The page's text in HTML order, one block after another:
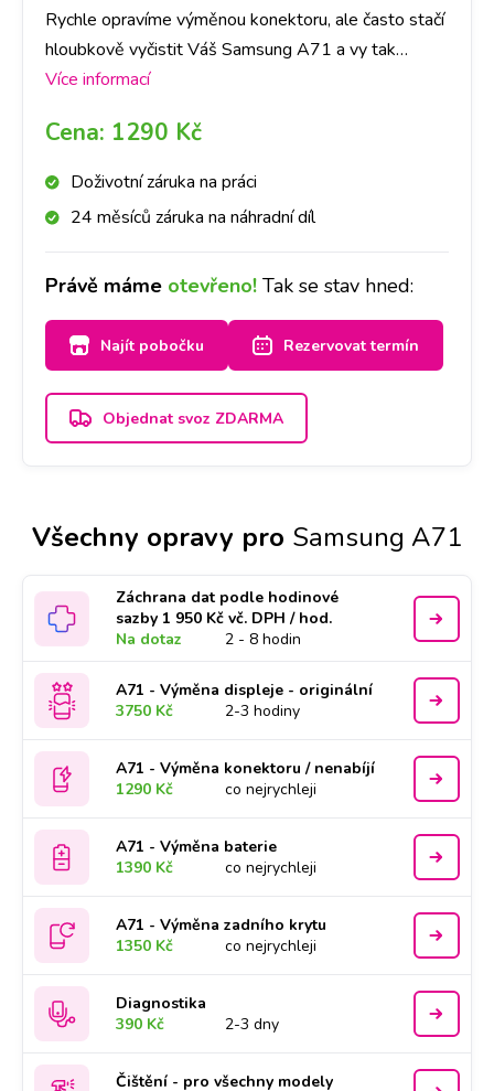
Rychle opravíme výměnou konektoru, ale často stačí
hloubkově vyčistit Váš Samsung A71 a vy tak
ušetříte čas i peníze. Nejlepší je nyní se zastavit na
Více informací
Cena: 1290 Kč
Doživotní záruka na práci
24 měsíců záruka na náhradní díl
Právě máme otevřeno! Tak se stav hned:
Najít pobočku Rezervovat termín
Objednat svoz ZDARMA
Všechny opravy pro Samsung A71
Záchrana dat podle hodinové
sazby 1 950 Kč vč. DPH / hod.
Na dotaz
2 - 8 hodin
A71 - Výměna displeje - originální
3750 Kč
2-3 hodiny
A71 - Výměna konektoru / nenabíjí
1290 Kč
co nejrychleji
A71 - Výměna baterie
1390 Kč
co nejrychleji
A71 - Výměna zadního krytu
1350 Kč
co nejrychleji
Diagnostika
390 Kč
2-3 dny
Čištění - pro všechny modely